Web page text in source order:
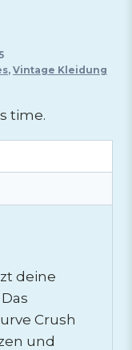
, Vintage Kleidung
time.
deine
Crush
und